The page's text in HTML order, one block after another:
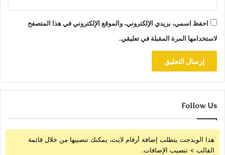
احفظ اسمي، بريدي الإلكتروني، والموقع الإلكتروني في هذا المتصفح
لاستخدامها المرة المقبلة في تعليقي.
Follow Us
هذا الويدجت يتطلب إضافة أرقام لايت، يمكنك تنصيبها من خلال قائمة
القالب > تنصيب الإضافات.